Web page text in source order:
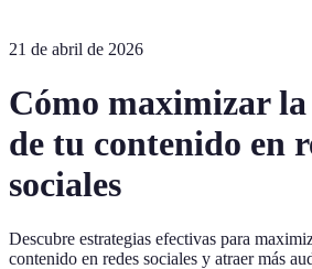
21 de abril de 2026
Cómo maximizar
de tu contenido en
sociales
Descubre estrategias efectivas para
contenido en redes sociales y atraer más